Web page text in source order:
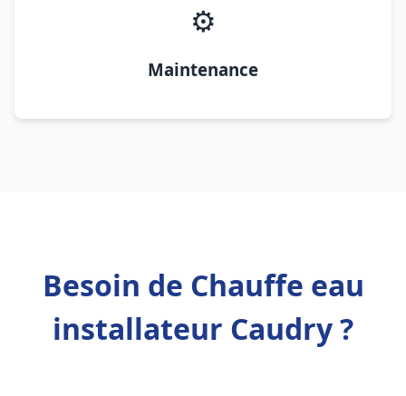
⚙️
Maintenance
Besoin de Chauffe eau
installateur Caudry ?